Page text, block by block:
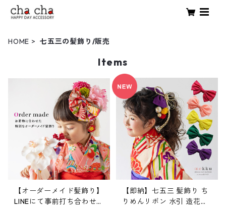
HOME 七五三の髪飾り/販売
Items
【オーダーメイド髪飾り】
LINEにて事前打ち合わせ
【即納】七五三 髪飾り ち
りめんリボン 水引 造花